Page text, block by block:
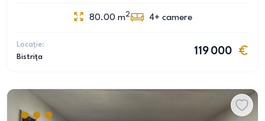
80.00 m2 4+ camere
Locație:
Bistrița
119 000